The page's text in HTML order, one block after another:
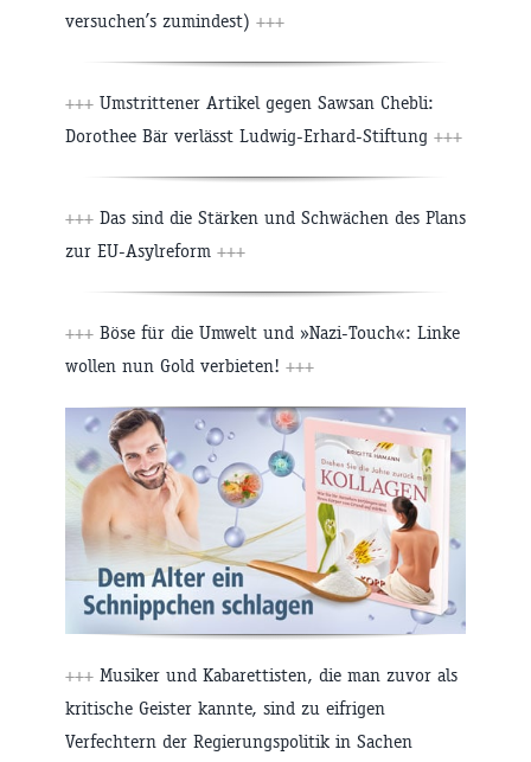
versuchen’s zumindest) +++
+++ Umstrittener Artikel gegen Sawsan Chebli:
Dorothee Bär verlässt Ludwig-Erhard-Stiftung +++
+++ Das sind die Stärken und Schwächen des Plans
zur EU-Asylreform +++
+++ Böse für die Umwelt und »Nazi-Touch«: Linke
wollen nun Gold verbieten! +++
+++ Musiker und Kabarettisten, die man zuvor als
kritische Geister kannte, sind zu eifrigen
Verfechtern der Regierungspolitik in Sachen